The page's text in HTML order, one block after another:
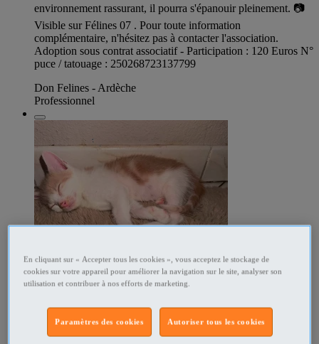
environnement rassurant, il pourra s'épanouir pleinement. 📷
Visible sur Félines 07 . Pour toute information
complémentaire, n'hésitez pas à contacter l'association.
Adoption sous contrat associatif - Participation : 120 Euros N°
puce / tatouage : 250268723137799
Don Felines - Ardèche
Professionnel
Chat NOUGATS à l adoption
En cliquant sur « Accepter tous les cookies », vous acceptez le stockage de
cookies sur votre appareil pour améliorer la navigation sur le site, analyser son
utilisation et contribuer à nos efforts de marketing.
Autoriser tous les cookies
Paramètres des cookies